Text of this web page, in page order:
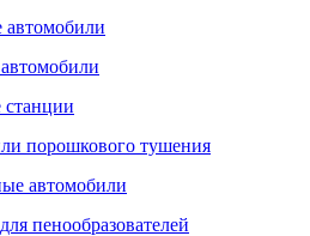
порошкового тушения
автомобили
пенообразователей